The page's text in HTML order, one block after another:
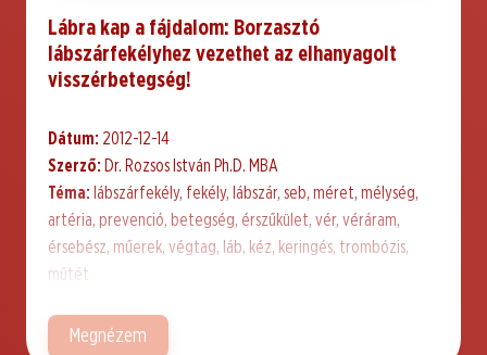
Lábra kap a fájdalom: Borzasztó
lábszárfekélyhez vezethet az elhanyagolt
visszérbetegség!
Dátum: 2012-12-14
Szerző: Dr. Rozsos István Ph.D. MBA
Téma: lábszárfekély, fekély, lábszár, seb, méret, mélység,
artéria, prevenció, betegség, érszűkület, vér, véráram,
érsebész, műerek, végtag, láb, kéz, keringés, trombózis,
műtét
Megnézem